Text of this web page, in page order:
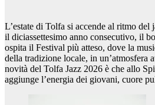
L’estate di Tolfa si accende al ritmo del
il diciassettesimo anno consecutivo, il
ospita il Festival più atteso, dove la
della tradizione locale, in un’atmosfera
novità del Tolfa Jazz 2026 è che allo
aggiunge l’energia dei giovani, cuore